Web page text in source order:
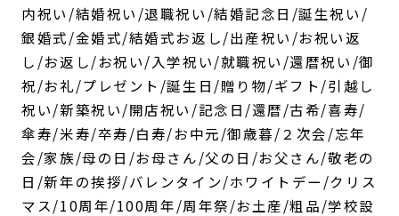
内祝い/結婚祝い/退職祝い/結婚記念日/誕生祝い/
銀婚式/金婚式/結婚式お返し/出産祝い/お祝い返
し/お返し/お祝い/入学祝い/就職祝い/還暦祝い/御
祝/お礼/プレゼント/誕生日/贈り物/ギフト/引越し
祝い/新築祝い/開店祝い/記念日/還暦/古希/喜寿/
傘寿/米寿/卒寿/白寿/お中元/御歳暮/２次会/忘年
会/家族/母の日/お母さん/父の日/お父さん/敬老の
日/新年の挨拶/バレンタイン/ホワイトデー/クリス
マス/10周年/100周年/周年祭/お土産/粗品/学校設